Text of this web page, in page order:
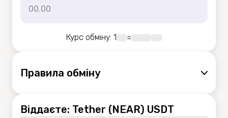
Курс обміну: 1 =
Правила обмiну
Віддаєте: Tether (NEAR) USDT